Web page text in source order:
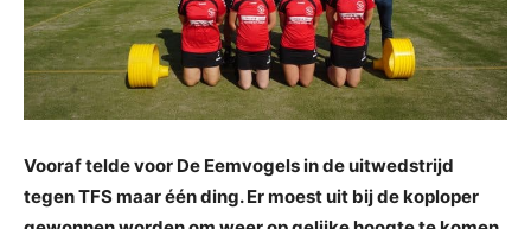
Vooraf telde voor De Eemvogels in de uitwedstrijd
tegen TFS maar één ding. Er moest uit bij de koploper